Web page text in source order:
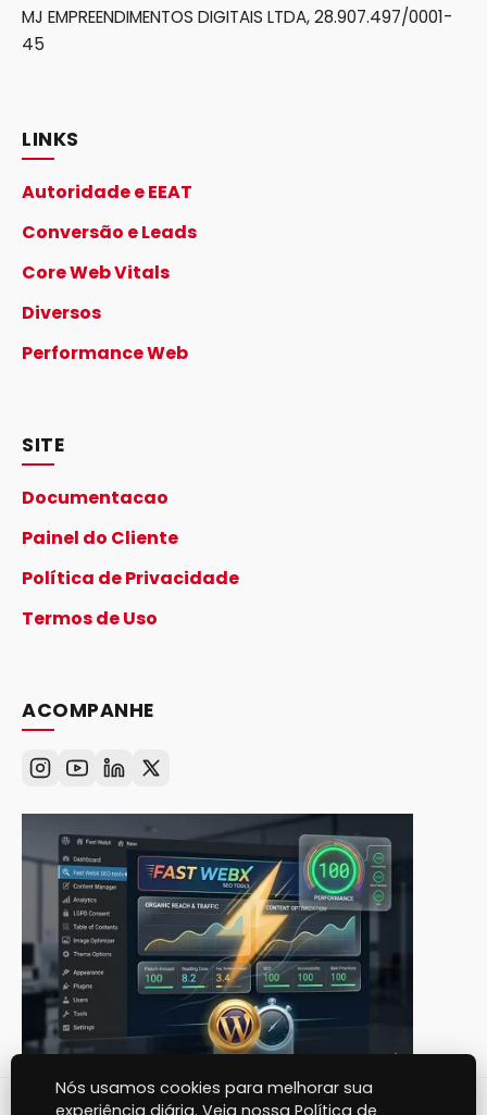
MJ EMPREENDIMENTOS DIGITAIS LTDA, 28.907.497/0001-
45
LINKS
Autoridade e EEAT
Conversão e Leads
Core Web Vitals
Diversos
Performance Web
SITE
Documentacao
Painel do Cliente
Política de Privacidade
Termos de Uso
ACOMPANHE
Nós usamos cookies para melhorar sua
experiência diária. Veja nossa Política de